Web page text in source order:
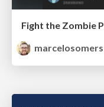
marcelosomers